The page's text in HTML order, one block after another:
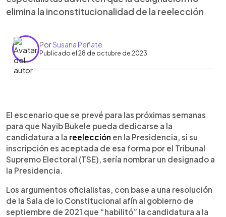
elimina la inconstitucionalidad de la reelección
PorSusana Peñate
Publicado el 28 de octubre de 2023
Escuchar artículo
El escenario que se prevé para las próximas semanas
para que Nayib Bukele pueda dedicarse a la
candidatura a la reelección en la Presidencia, si su
inscripción es aceptada de esa forma por el Tribunal
Supremo Electoral (TSE), sería nombrar un designado a
la Presidencia.
Los argumentos oficialistas, con base a una resolución
de la Sala de lo Constitucional afín al gobierno de
septiembre de 2021 que “habilitó” la candidatura a la